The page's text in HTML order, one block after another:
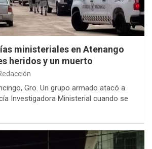
ministeriales en Atenango
heridos y un muerto
Gro. Un grupo armado atacó a
Investigadora Ministerial cuando se